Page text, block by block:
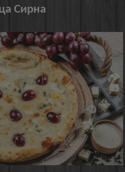
Сирна